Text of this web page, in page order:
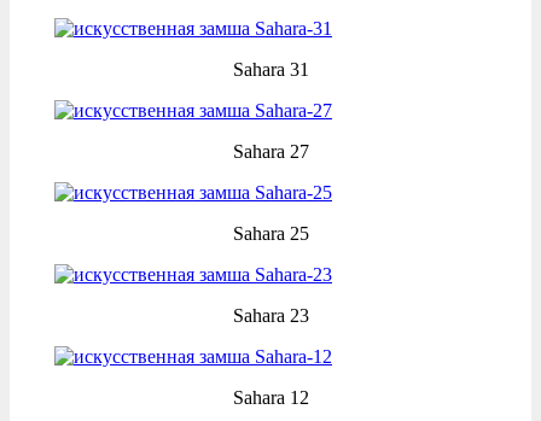
Sahara 31
Sahara 27
Sahara 25
Sahara 23
Sahara 12